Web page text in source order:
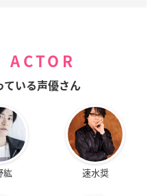
ACTOR
ている声優さん
紘 速水奨